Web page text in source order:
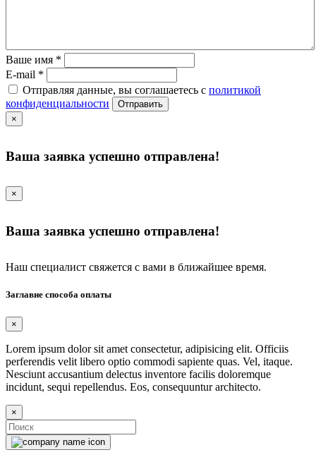
Ваше имя *
E-mail *
Отправляя данные, вы соглашаетесь с политикой
конфиденциальности
Отправить
×
Ваша заявка успешно отправлена!
×
Ваша заявка успешно отправлена!
Наш специалист свяжется с вами в ближайшее время.
Заглавие способа оплаты
×
Lorem ipsum dolor sit amet consectetur, adipisicing elit. Officiis
perferendis velit libero optio commodi sapiente quas. Vel, itaque.
Nesciunt accusantium delectus inventore facilis doloremque
incidunt, sequi repellendus. Eos, consequuntur architecto.
×